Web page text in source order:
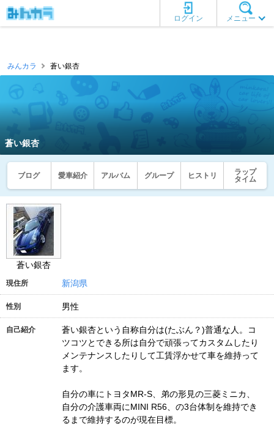
メニュー
ログイン
みんカラ 蒼い銀杏
蒼い銀杏
ブログ 愛車紹介 アルバム グループ ヒストリ
ラップ
タイム
蒼い銀杏
現住所 新潟県
性別 男性
自己紹介
蒼い銀杏という自称自分は(たぶん？)普通な人。コ
ツコツとできる所は自分で頑張ってカスタムしたり
メンテナンスしたりして工賃浮かせて車を維持って
ます。
自分の車にトヨタMR-S、弟の形見の三菱ミニカ、
自分の介護車両にMINI R56、の3台体制を維持でき
るまで維持するのが現在目標。